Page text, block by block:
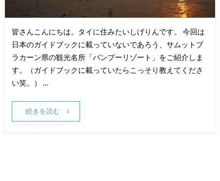
皆さんこんにちは。タイに住みたいしげりんです。 今回は
日本のガイドブックに載っていないであろう、サムットプ
ラカーン県の観光名所「バンプーリゾート」をご紹介しま
す。（ガイドブックに載っていたらこっそり教えてくださ
い笑。） …
続きを読む